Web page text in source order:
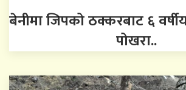
बेनीमा जिपको ठक्करबाट ६
पोखरा..